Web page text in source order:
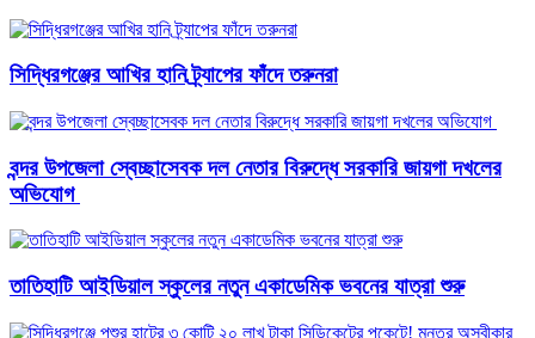
সিদ্ধিরগঞ্জের আখির হানি ট্র্যাপের ফাঁদে তরুনরা
বন্দর উপজেলা স্বেচ্ছাসেবক দল নেতার বিরুদ্ধে সরকারি জায়গা দখলের
অভিযোগ ‎
তাতিহাটি আইডিয়াল স্কুলের নতুন একাডেমিক ভবনের যাত্রা শুরু